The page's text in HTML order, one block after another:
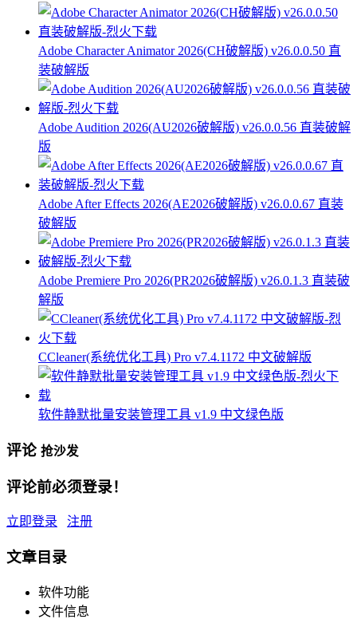
Adobe Character Animator 2026(CH破解版) v26.0.0.50 直
装破解版
Adobe Audition 2026(AU2026破解版) v26.0.0.56 直装破解
版
Adobe After Effects 2026(AE2026破解版) v26.0.0.67 直装
破解版
Adobe Premiere Pro 2026(PR2026破解版) v26.0.1.3 直装破
解版
CCleaner(系统优化工具) Pro v7.4.1172 中文破解版
软件静默批量安装管理工具 v1.9 中文绿色版
评论 抢沙发
评论前必须登录！
立即登录 注册
文章目录
软件功能
文件信息